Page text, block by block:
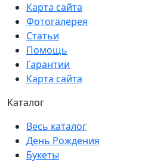
Карта сайта
Фотогалерея
Статьи
Помощь
Гарантии
Карта сайта
Каталог
Весь каталог
День Рождения
Букеты